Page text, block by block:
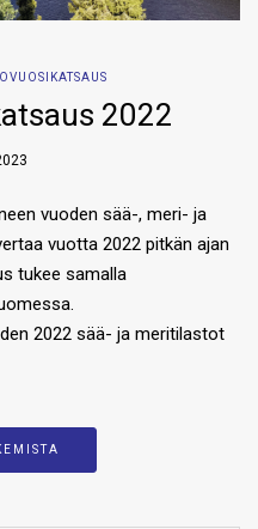
2022
vuoden sää-, meri- ja
vuotta 2022 pitkän ajan
tukee samalla
2022 sää- ja meritilastot